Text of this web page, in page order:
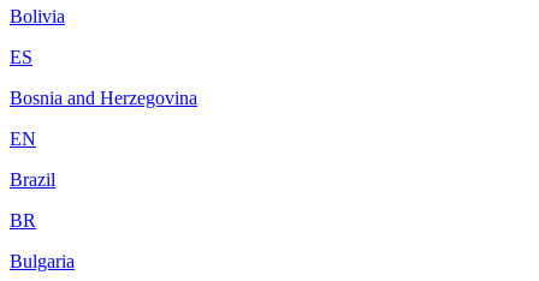
Bolivia
ES
Bosnia and Herzegovina
EN
Brazil
BR
Bulgaria